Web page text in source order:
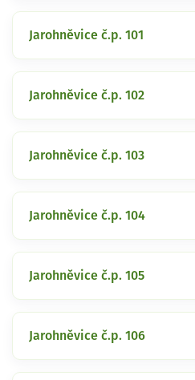
Jarohněvice č.p. 101
Jarohněvice č.p. 102
Jarohněvice č.p. 103
Jarohněvice č.p. 104
Jarohněvice č.p. 105
Jarohněvice č.p. 106